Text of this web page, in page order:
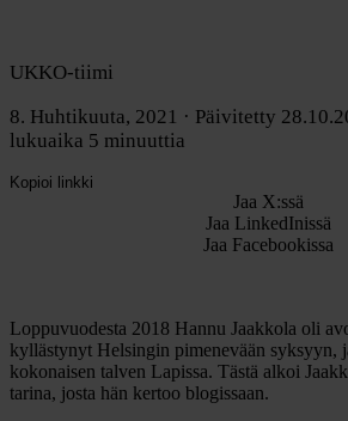
UKKO-tiimi
8. Huhtikuuta, 2021 · Päivitetty
lukuaika 5 minuuttia
Kopioi linkki
Jaa X:ssä
Jaa LinkedInissä
Jaa Facebookissa
Loppuvuodesta 2018 Hannu Jaakkola oli
kyllästynyt Helsingin pimenevään syksyyn,
kokonaisen talven Lapissa. Tästä alkoi
tarina, josta hän kertoo blogissaan.